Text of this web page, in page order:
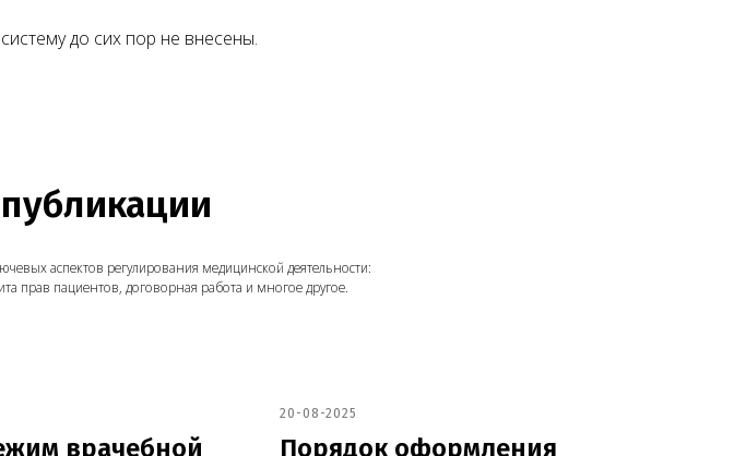
до сих пор не внесены.
регулирования медицинской деятельности:
договорная работа и многое другое.
врачебной
20-08-2025
Порядок оформления